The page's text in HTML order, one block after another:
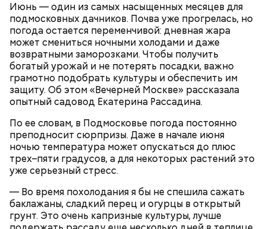
Июнь — один из самых насыщенных месяцев для
подмосковных дачников. Почва уже прогрелась, но
погода остается переменчивой: дневная жара
может смениться ночными холодами и даже
возвратными заморозками. Чтобы получить
богатый урожай и не потерять посадки, важно
грамотно подобрать культуры и обеспечить им
защиту. Об этом «Вечерней Москве» рассказала
опытный садовод Екатерина Рассадина.
По ее словам, в Подмосковье погода постоянно
преподносит сюрпризы. Даже в начале июня
ночью температура может опускаться до плюс
трех–пяти градусов, а для некоторых растений это
уже серьезный стресс.
— Во время похолодания я бы не спешила сажать
баклажаны, сладкий перец и огурцы в открытый
грунт. Это очень капризные культуры, лучше
Ингредиенты: